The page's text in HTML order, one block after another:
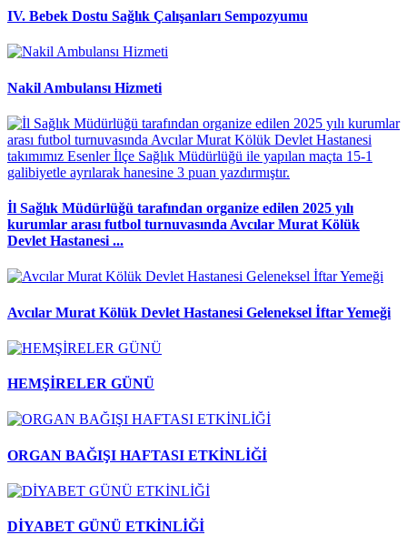
IV. Bebek Dostu Sağlık Çalışanları Sempozyumu
Nakil Ambulansı Hizmeti
İl Sağlık Müdürlüğü tarafından organize edilen 2025 yılı
kurumlar arası futbol turnuvasında Avcılar Murat Kölük
Devlet Hastanesi ...
Avcılar Murat Kölük Devlet Hastanesi Geleneksel İftar Yemeği
HEMŞİRELER GÜNÜ
ORGAN BAĞIŞI HAFTASI ETKİNLİĞİ
DİYABET GÜNÜ ETKİNLİĞİ